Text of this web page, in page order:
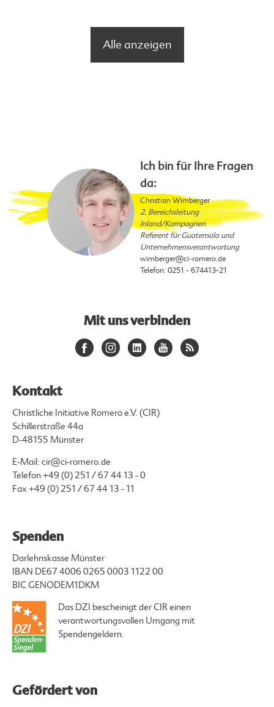
Alle anzeigen
Ich bin für Ihre Fragen
da:
Christian Wimberger
2. Bereichsleitung
Inland/Kampagnen
Referent für Guatemala und
Unternehmensverantwortung
wimberger@ci-romero.de
Telefon: 0251 - 674413-21
Mit uns verbinden
Kontakt
Christliche Initiative Romero e.V. (CIR)
Schillerstraße 44a
D-48155 Münster
E-Mail: cir@ci-romero.de
Telefon+49 (0) 251 / 67 44 13 - 0
Fax +49 (0) 251 / 67 44 13 - 11
Spenden
Darlehnskasse Münster
IBAN DE67 4006 0265 0003 1122 00
BIC GENODEM1DKM
Das DZI bescheinigt der CIR einen
verantwortungsvollen Umgang mit
Spendengeldern.
Gefördert von